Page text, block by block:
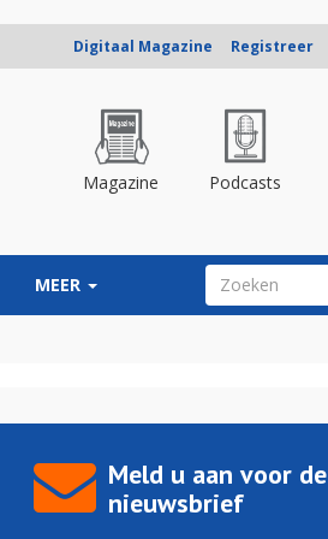
Digitaal Magazine Registreer
Magazine Podcasts
MEER ZOEKVELD
Meld u aan voor de
nieuwsbrief